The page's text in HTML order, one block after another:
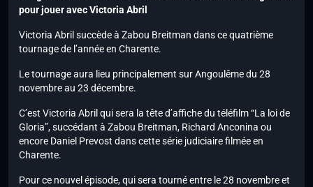
pour jouer avec Victoria Abril
Victoria Abril succède à Zabou Breitman dans ce quatrième
tournage de l’année en Charente.
Le tournage aura lieu principalement sur Angoulême du 28
novembre au 23 décembre.
C’est Victoria Abril qui sera la tête d’affiche du téléfilm “La loi de
Gloria”, succédant à Zabou Breitman, Richard Anconina ou
encore Daniel Prevost dans cette série judiciaire filmée en
Charente.
Pour ce nouvel épisode, qui sera tourné entre le 28 novembre et